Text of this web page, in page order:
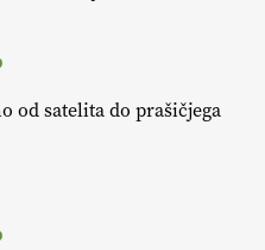
2sllAmcKwG
ekološke pridelave.
#CAP
od satelita do prašičjega